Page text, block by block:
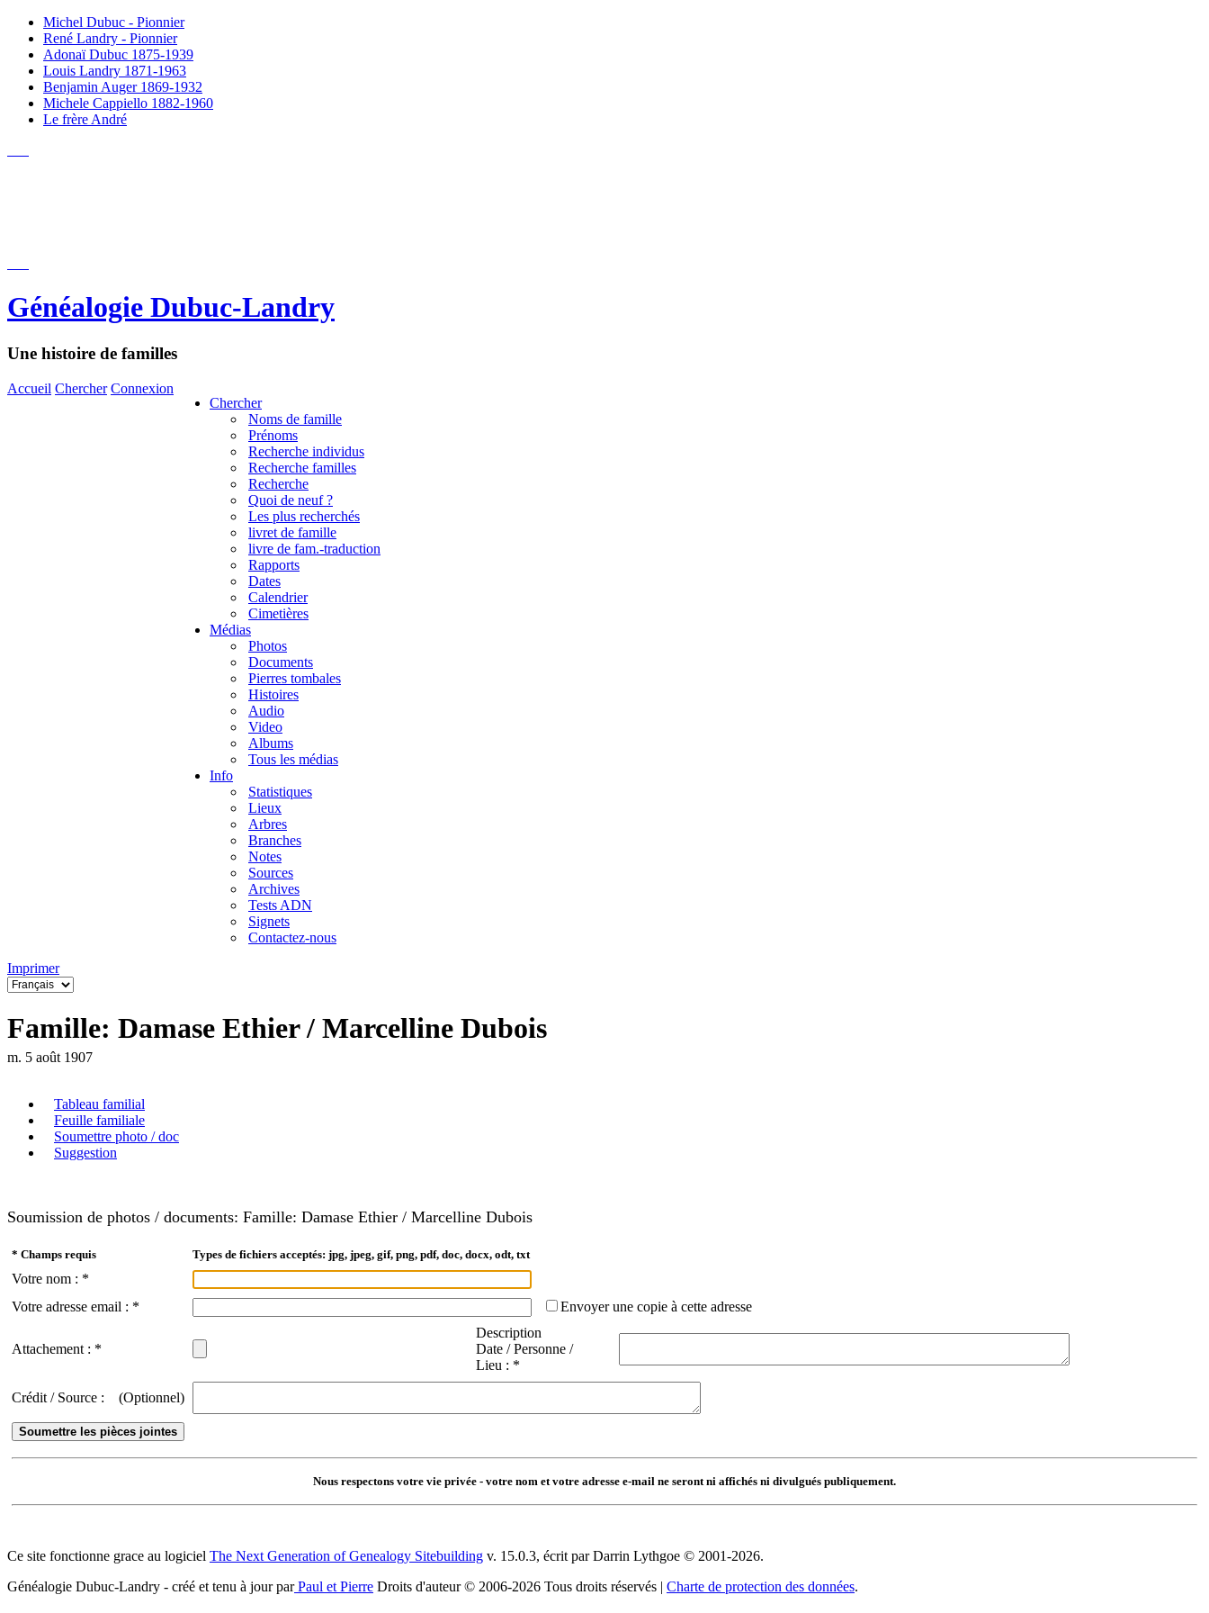
Michel Dubuc - Pionnier
René Landry - Pionnier
Adonaï Dubuc 1875-1939
Louis Landry 1871-1963
Benjamin Auger 1869-1932
Michele Cappiello 1882-1960
Le frère André
Généalogie Dubuc-Landry
Une histoire de familles
Accueil Chercher Connexion
Chercher
Noms de famille
Prénoms
Recherche individus
Recherche familles
Recherche
Quoi de neuf ?
Les plus recherchés
livret de famille
livre de fam.-traduction
Rapports
Dates
Calendrier
Cimetières
Médias
Photos
Documents
Pierres tombales
Histoires
Audio
Video
Albums
Tous les médias
Info
Statistiques
Lieux
Arbres
Branches
Notes
Sources
Archives
Tests ADN
Signets
Contactez-nous
Imprimer
Famille: Damase Ethier / Marcelline Dubois
m. 5 août 1907
Tableau familial
Feuille familiale
Soumettre photo / doc
Suggestion
Soumission de photos / documents: Famille: Damase Ethier / Marcelline Dubois
* Champs requis Types de fichiers acceptés: jpg, jpeg, gif, png, pdf, doc, docx, odt, txt
Votre nom : *
Votre adresse email : *
Envoyer une copie à cette adresse
Attachement : *
Description
Date / Personne /
Lieu : *
Crédit / Source : (Optionnel)
Nous respectons votre vie privée - votre nom et votre adresse e-mail ne seront ni affichés ni divulgués publiquement.
Ce site fonctionne grace au logiciel The Next Generation of Genealogy Sitebuilding v. 15.0.3, écrit par Darrin Lythgoe © 2001-2026.
Généalogie Dubuc-Landry - créé et tenu à jour parPaul et Pierre Droits d'auteur © 2006-2026 Tous droits réservés | Charte de protection des données.